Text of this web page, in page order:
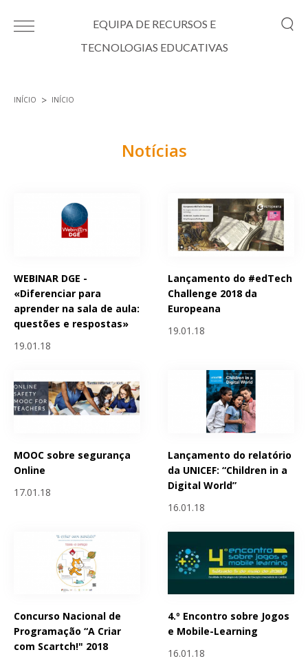
EQUIPA DE RECURSOS E
TECNOLOGIAS EDUCATIVAS
INÍCIO INÍCIO
Notícias
WEBINAR DGE -
«Diferenciar para
aprender na sala de aula:
questões e respostas»
19.01.18
Lançamento do #edTech
Challenge 2018 da
Europeana
19.01.18
MOOC sobre segurança
Online
17.01.18
Lançamento do relatório
da UNICEF: “Children in a
Digital World”
16.01.18
Concurso Nacional de
Programação “A Criar
com Scartch!" 2018
4.º Encontro sobre Jogos
e Mobile-Learning
16.01.18
Páginas